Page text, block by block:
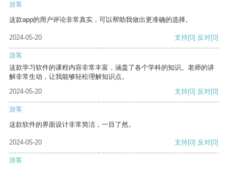
游客
这款app的用户评论非常真实，可以帮助我做出更准确的选择。
2024-05-20 支持[0] 反对[0]
游客
这款学习软件的课程内容非常丰富，涵盖了各个学科的知识。老师的讲
解非常生动，让我能够轻松理解知识点。
2024-05-20
支持[0] 反对[0]
游客
这款软件的界面设计非常简洁，一目了然。
2024-05-20 支持[0] 反对[0]
游客